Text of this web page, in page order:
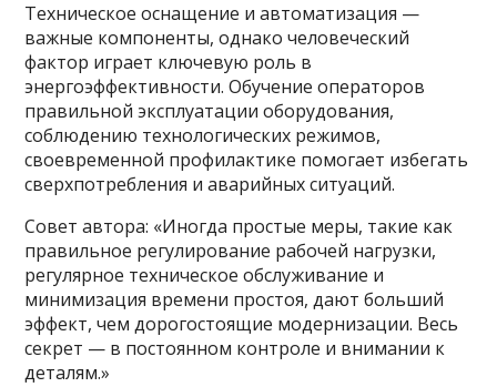
Техническое оснащение и автоматизация —
важные компоненты, однако человеческий
фактор играет ключевую роль в
энергоэффективности. Обучение операторов
правильной эксплуатации оборудования,
соблюдению технологических режимов,
своевременной профилактике помогает избегать
сверхпотребления и аварийных ситуаций.
Совет автора: «Иногда простые меры, такие как
правильное регулирование рабочей нагрузки,
регулярное техническое обслуживание и
минимизация времени простоя, дают больший
эффект, чем дорогостоящие модернизации. Весь
секрет — в постоянном контроле и внимании к
деталям.»